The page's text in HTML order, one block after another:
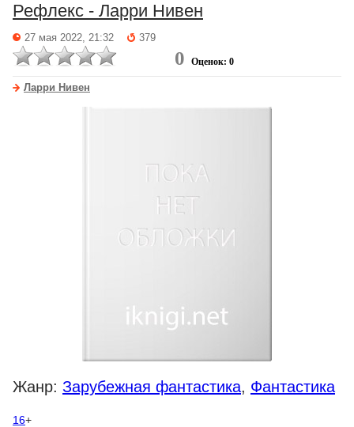
Рефлекс - Ларри Нивен
27 мая 2022, 21:32 379
0 Оценок: 0
Ларри Нивен
Жанр: Зарубежная фантастика, Фантастика
16+